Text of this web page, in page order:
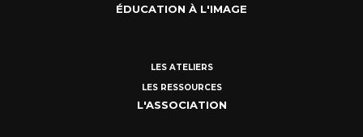
ÉDUCATION À L'IMAGE
LES ATELIERS
LES RESSOURCES
L'ASSOCIATION